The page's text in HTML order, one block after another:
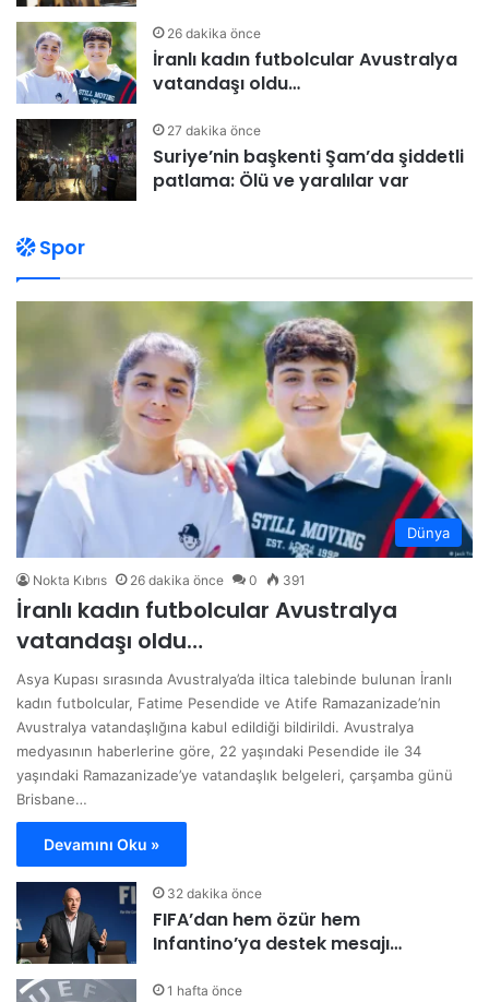
26 dakika önce
İranlı kadın futbolcular Avustralya
vatandaşı oldu…
27 dakika önce
Suriye’nin başkenti Şam’da şiddetli
patlama: Ölü ve yaralılar var
Spor
Dünya
Nokta Kıbrıs 26 dakika önce 0 391
İranlı kadın futbolcular Avustralya
vatandaşı oldu…
Asya Kupası sırasında Avustralya’da iltica talebinde bulunan İranlı
kadın futbolcular, Fatime Pesendide ve Atife Ramazanizade’nin
Avustralya vatandaşlığına kabul edildiği bildirildi. Avustralya
medyasının haberlerine göre, 22 yaşındaki Pesendide ile 34
yaşındaki Ramazanizade’ye vatandaşlık belgeleri, çarşamba günü
Brisbane…
Devamını Oku »
32 dakika önce
FIFA’dan hem özür hem
Infantino’ya destek mesajı…
1 hafta önce